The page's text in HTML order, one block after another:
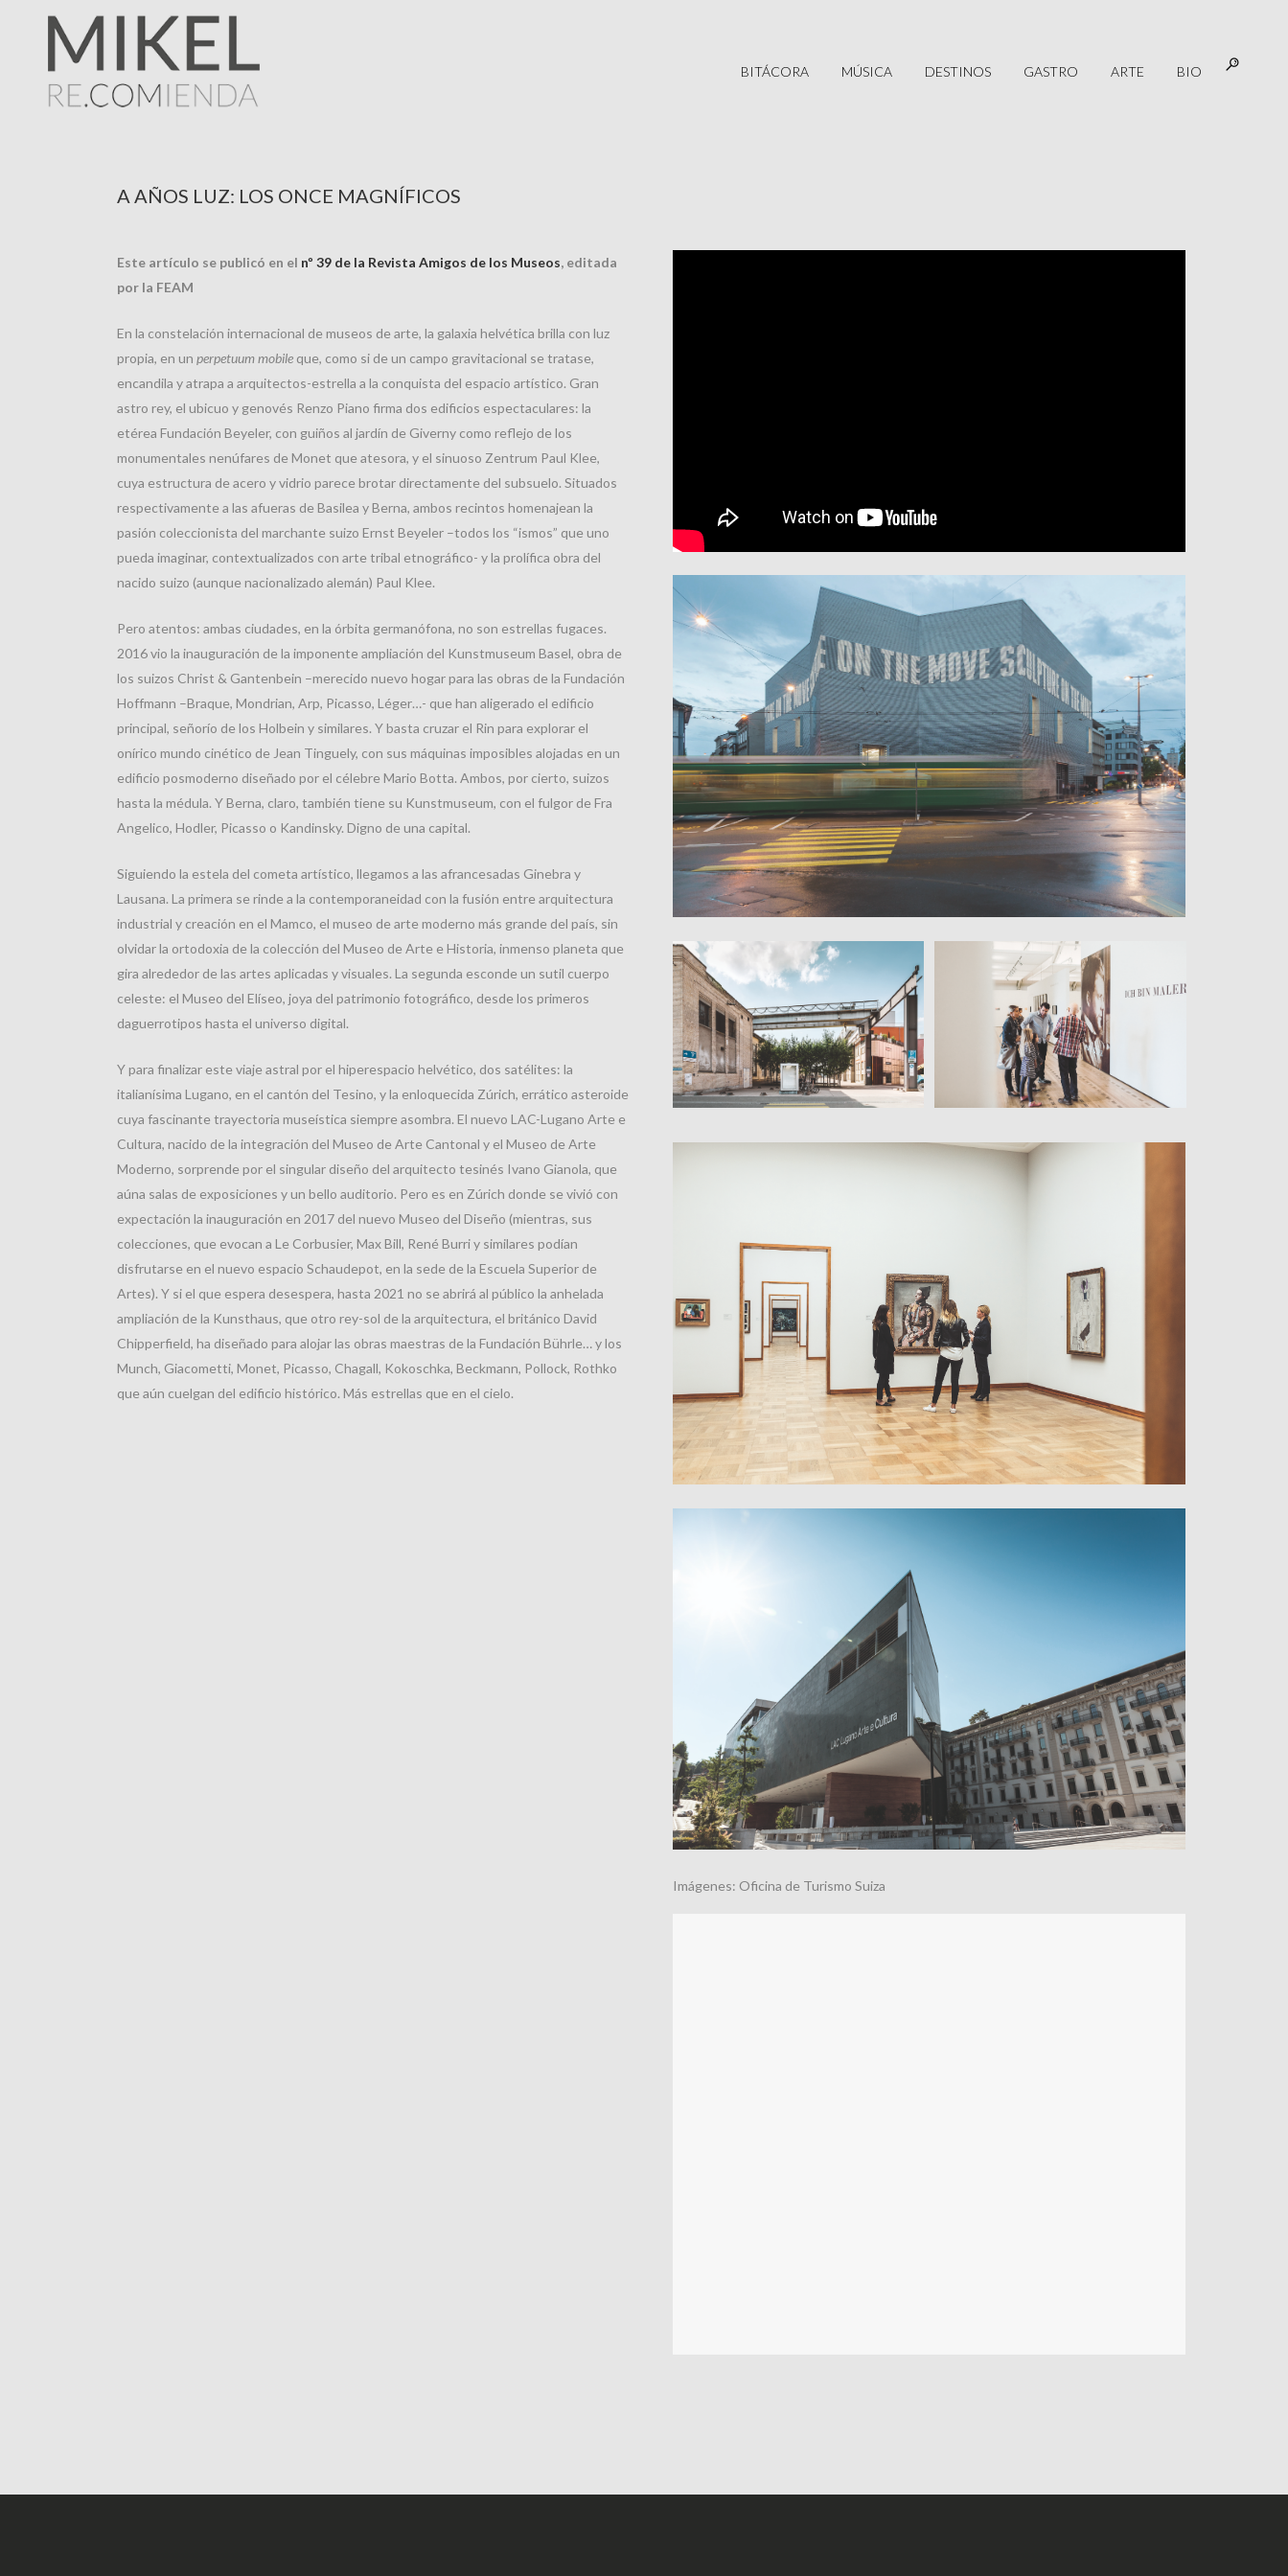
BITÁCORA MÚSICA DESTINOS GASTRO ARTE BIO
A AÑOS LUZ: LOS ONCE MAGNÍFICOS
Este artículo se publicó en el nº 39 de la Revista Amigos de los Museos, editada
por la FEAM
En la constelación internacional de museos de arte, la galaxia helvética brilla con luz
propia, en un perpetuum mobile que, como si de un campo gravitacional se tratase,
encandila y atrapa a arquitectos-estrella a la conquista del espacio artístico. Gran
astro rey, el ubicuo y genovés Renzo Piano firma dos edificios espectaculares: la
etérea Fundación Beyeler, con guiños al jardín de Giverny como reflejo de los
monumentales nenúfares de Monet que atesora, y el sinuoso Zentrum Paul Klee,
cuya estructura de acero y vidrio parece brotar directamente del subsuelo. Situados
respectivamente a las afueras de Basilea y Berna, ambos recintos homenajean la
pasión coleccionista del marchante suizo Ernst Beyeler –todos los “ismos” que uno
pueda imaginar, contextualizados con arte tribal etnográfico- y la prolífica obra del
nacido suizo (aunque nacionalizado alemán) Paul Klee.
Pero atentos: ambas ciudades, en la órbita germanófona, no son estrellas fugaces.
2016 vio la inauguración de la imponente ampliación del Kunstmuseum Basel, obra de
los suizos Christ & Gantenbein –merecido nuevo hogar para las obras de la Fundación
Hoffmann –Braque, Mondrian, Arp, Picasso, Léger…- que han aligerado el edificio
principal, señorío de los Holbein y similares. Y basta cruzar el Rin para explorar el
onírico mundo cinético de Jean Tinguely, con sus máquinas imposibles alojadas en un
edificio posmoderno diseñado por el célebre Mario Botta. Ambos, por cierto, suizos
hasta la médula. Y Berna, claro, también tiene su Kunstmuseum, con el fulgor de Fra
Angelico, Hodler, Picasso o Kandinsky. Digno de una capital.
Siguiendo la estela del cometa artístico, llegamos a las afrancesadas Ginebra y
Lausana. La primera se rinde a la contemporaneidad con la fusión entre arquitectura
industrial y creación en el Mamco, el museo de arte moderno más grande del país, sin
olvidar la ortodoxia de la colección del Museo de Arte e Historia, inmenso planeta que
gira alrededor de las artes aplicadas y visuales. La segunda esconde un sutil cuerpo
celeste: el Museo del Elíseo, joya del patrimonio fotográfico, desde los primeros
daguerrotipos hasta el universo digital.
Y para finalizar este viaje astral por el hiperespacio helvético, dos satélites: la
italianísima Lugano, en el cantón del Tesino, y la enloquecida Zúrich, errático asteroide
cuya fascinante trayectoria museística siempre asombra. El nuevo LAC-Lugano Arte e
Cultura, nacido de la integración del Museo de Arte Cantonal y el Museo de Arte
Moderno, sorprende por el singular diseño del arquitecto tesinés Ivano Gianola, que
aúna salas de exposiciones y un bello auditorio. Pero es en Zúrich donde se vivió con
expectación la inauguración en 2017 del nuevo Museo del Diseño (mientras, sus
colecciones, que evocan a Le Corbusier, Max Bill, René Burri y similares podían
disfrutarse en el nuevo espacio Schaudepot, en la sede de la Escuela Superior de
Artes). Y si el que espera desespera, hasta 2021 no se abrirá al público la anhelada
ampliación de la Kunsthaus, que otro rey-sol de la arquitectura, el británico David
Chipperfield, ha diseñado para alojar las obras maestras de la Fundación Bührle… y los
Munch, Giacometti, Monet, Picasso, Chagall, Kokoschka, Beckmann, Pollock, Rothko
que aún cuelgan del edificio histórico. Más estrellas que en el cielo.
Imágenes: Oficina de Turismo Suiza